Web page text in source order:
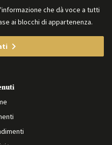
che dà voce a tutti
ai blocchi di appartenenza.